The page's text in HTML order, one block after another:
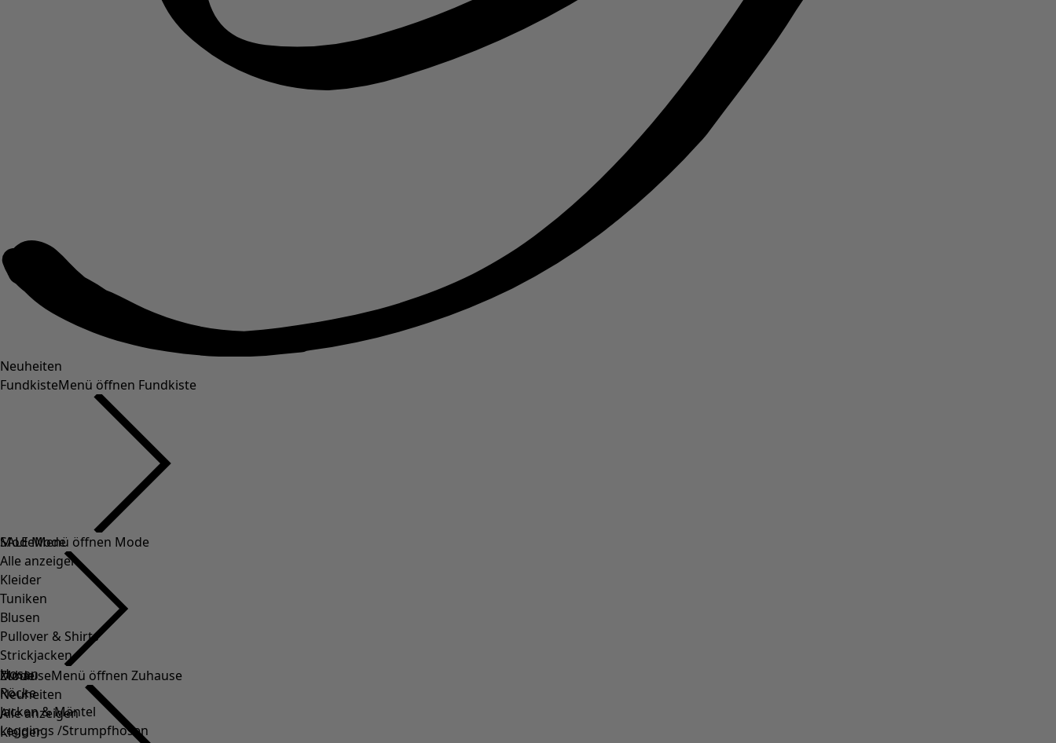
Neuheiten
FundkisteMenü öffnen Fundkiste
SALE Mode
Alle anzeigen
Kleider
Tuniken
Blusen
Pullover & Shirts
Strickjacken
Hosen
Röcke
Jacken & Mäntel
Leggings /Strumpfhosen
ModeMenü öffnen Mode
Mode
Neuheiten
Alle anzeigen
Kleider
ZuhauseMenü öffnen Zuhause